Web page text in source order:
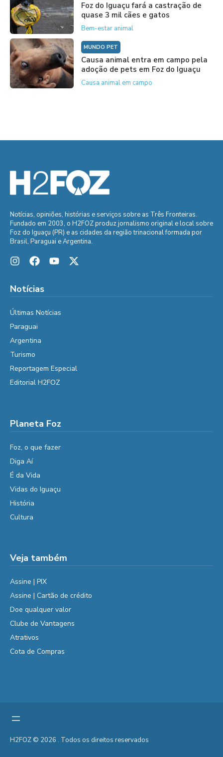
Foz do Iguaçu fará a castração de
quase 3 mil cães e gatos
Bem-estar animal
MUNDO PET
Causa animal entra em campo pela
adoção de pets em Foz do Iguaçu
Causa animal em campo
Notícias, opiniões, histórias e serviços sobre as Três Fronteiras.
Fundado em 2003, o H2FOZ produz jornalismo original e local sobre
Foz do Iguaçu (PR) e as cidades da região trinacional formada por
Brasil, Paraguai e Argentina.
Notícias
Últimas Notícias
Paraguai
Argentina
Turismo
Reportagem Especial
Editorial H2FOZ
Planeta Foz
Foz, o que fazer
Diga Aí
É da Vida
Vidas do Iguaçu
História
Cultura
Veja também
Assine | PIX
Assine | Cartão de crédito
Doe qualquer valor
Clube de Vantagens
Atrativos
Cota de Compras
H2FOZ © 2026 . Todos os direitos reservados